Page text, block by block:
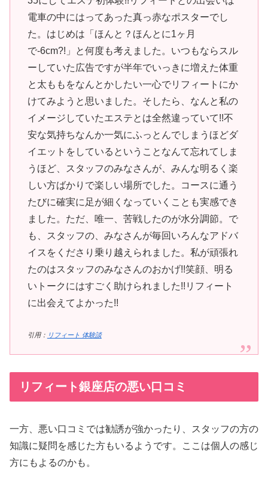
電車の中にはってあった真っ赤なポスターでし
た。はじめは「ほんと？ほんとに1ヶ月
で-6cm?!」と何度も考えました。いつもならスル
ーしていた広告ですが半年でいっきに増えた体重
と太ももをなんとかしたい一心でリフィートにか
けてみようと思いました。そしたら、なんと私の
イメージしていたエステとは全然違っていて!!不
安な気持ちなんか一気にふっとんでしまうほどダ
イエットをしているということなんて忘れてしま
うほど、スタッフのみなさんが、みんな明るく楽
しい方ばかりで楽しい場所でした。コースに通う
たびに確実に足が細くなっていくことも実感でき
ました。ただ、唯一、苦戦したのが水分調節。で
も、スタッフの、みなさんが毎回いろんなアドバ
イスをくださり乗り越えられました。私が頑張れ
たのはスタッフのみなさんのおかげ!!笑顔、明る
いトークにはすごく助けられました!!リフィート
に出会えてよかった!!
引用： リフィート 体験談
リフィート銀座店の悪い口コミ
一方、悪い口コミでは勧誘が強かったり、スタッフの方の
知識に疑問を感じた方もいるようです。ここは個人の感じ
方にもよるのかも。